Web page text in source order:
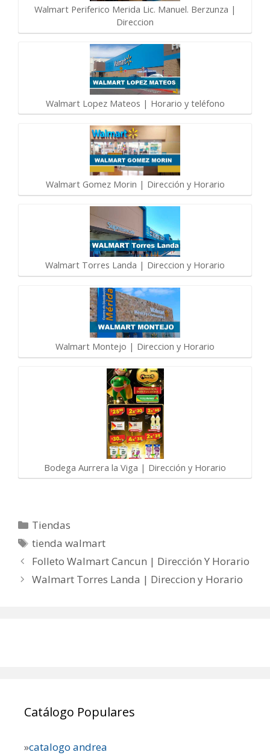
Walmart Periferico Merida Lic. Manuel. Berzunza |
Direccion
Walmart Lopez Mateos | Horario y teléfono
Walmart Gomez Morin | Dirección y Horario
Walmart Torres Landa | Direccion y Horario
Walmart Montejo | Direccion y Horario
Bodega Aurrera la Viga | Dirección y Horario
Categorías
Tiendas
Etiquetas
tienda walmart
Folleto Walmart Cancun | Dirección Y Horario
Walmart Torres Landa | Direccion y Horario
Catálogo Populares
»catalogo andrea